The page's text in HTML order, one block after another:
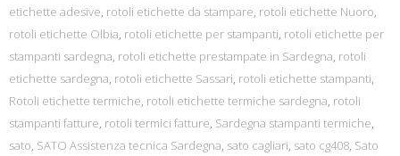
etichette adesive, rotoli etichette da stampare, rotoli etichette Nuoro,
rotoli etichette Olbia, rotoli etichette per stampanti, rotoli etichette per
stampanti sardegna, rotoli etichette prestampate in Sardegna, rotoli
etichette sardegna, rotoli etichette Sassari, rotoli etichette stampanti,
Rotoli etichette termiche, rotoli etichette termiche sardegna, rotoli
stampanti fatture, rotoli termici fatture, Sardegna stampanti termiche,
sato, SATO Assistenza tecnica Sardegna, sato cagliari, sato cg408, Sato